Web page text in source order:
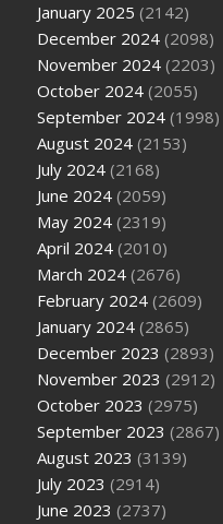
January 2025 (2142)
December 2024 (2098)
November 2024 (2203)
October 2024 (2055)
September 2024 (1998)
August 2024 (2153)
July 2024 (2168)
June 2024 (2059)
May 2024 (2319)
April 2024 (2010)
March 2024 (2676)
February 2024 (2609)
January 2024 (2865)
December 2023 (2893)
November 2023 (2912)
October 2023 (2975)
September 2023 (2867)
August 2023 (3139)
July 2023 (2914)
June 2023 (2737)